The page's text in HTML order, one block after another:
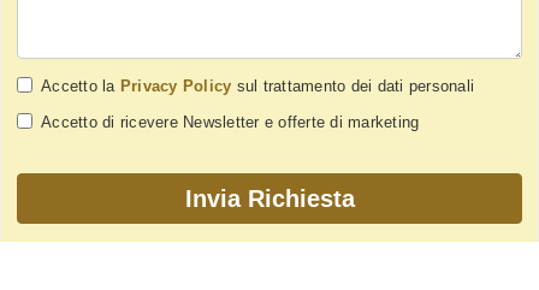
Accetto la Privacy Policy sul trattamento dei dati personali
Accetto di ricevere Newsletter e offerte di marketing